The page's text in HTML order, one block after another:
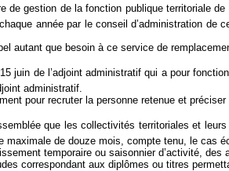
de gestion de la fonction publique territoriale
année par le conseil d’administration
autant que besoin à ce service de
juin de l’adjoint administratif qui a pour
administratif.
pour recruter la personne retenue et préciser
que les collectivités territoriales et
de douze mois, compte tenu, le cas
temporaire ou saisonnier d’activité,
correspondant aux diplômes ou titres